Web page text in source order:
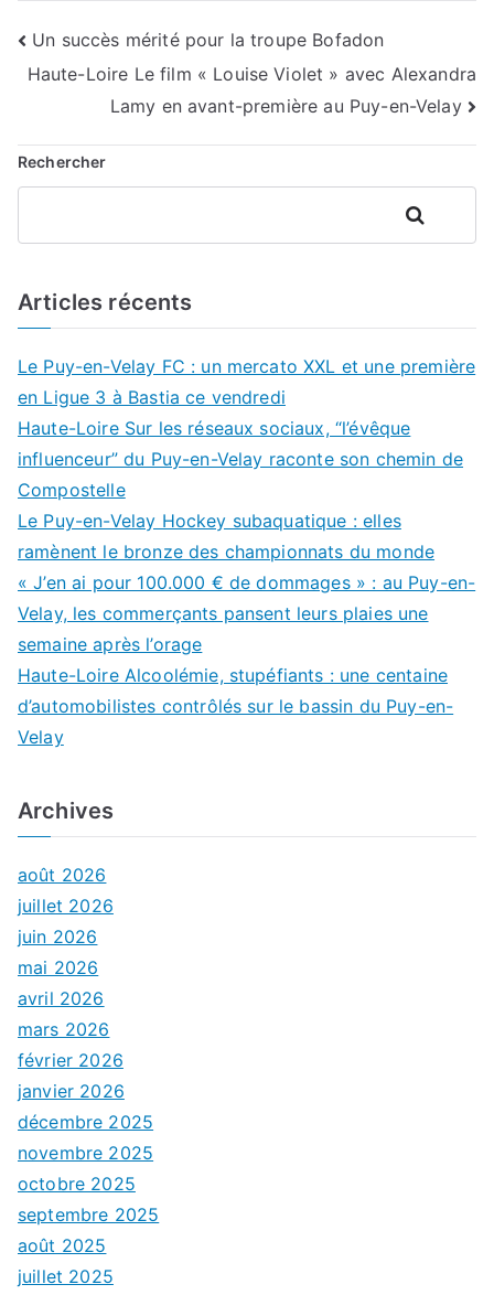
Navigation
de
l’article
Un succès mérité pour la troupe Bofadon
Haute-Loire Le film « Louise Violet » avec Alexandra
Lamy en avant-première au Puy-en-Velay
Rechercher
Rechercher
Articles récents
Le Puy-en-Velay FC : un mercato XXL et une première
en Ligue 3 à Bastia ce vendredi
Haute-Loire Sur les réseaux sociaux, “l’évêque
influenceur” du Puy-en-Velay raconte son chemin de
Compostelle
Le Puy-en-Velay Hockey subaquatique : elles
ramènent le bronze des championnats du monde
« J’en ai pour 100.000 € de dommages » : au Puy-en-
Velay, les commerçants pansent leurs plaies une
semaine après l’orage
Haute-Loire Alcoolémie, stupéfiants : une centaine
d’automobilistes contrôlés sur le bassin du Puy-en-
Velay
Archives
août 2026
juillet 2026
juin 2026
mai 2026
avril 2026
mars 2026
février 2026
janvier 2026
décembre 2025
novembre 2025
octobre 2025
septembre 2025
août 2025
juillet 2025